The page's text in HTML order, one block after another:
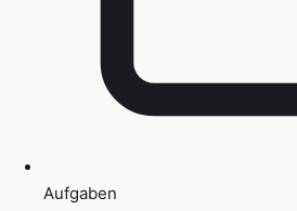
Aufgaben